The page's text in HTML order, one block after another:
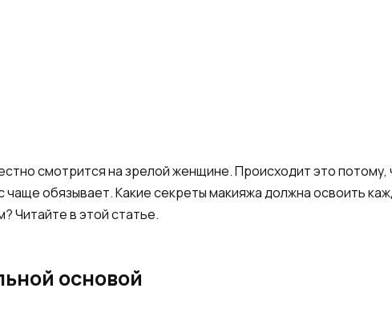
смотрится на зрелой женщине. Происходит это
чаще обязывает. Какие секреты макияжа должна освоить
Читайте в этой статье.
основой